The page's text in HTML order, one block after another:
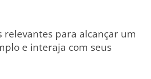
relevantes para alcançar um
e interaja com seus